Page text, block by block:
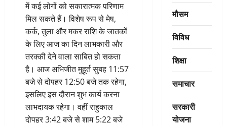
में कई लोगों को सकारात्मक परिणाम
मिल सकते हैं। विशेष रूप से मेष,
कर्क, तुला और मकर राशि के जातकों
के लिए आज का दिन लाभकारी और
तरक्की देने वाला साबित हो सकता
है। आज अभिजीत मुहूर्त सुबह 11:57
बजे से दोपहर 12:50 बजे तक रहेगा,
इसलिए इस दौरान शुभ कार्य करना
लाभदायक रहेगा। वहीं राहुकाल
दोपहर 3:42 बजे से शाम 5:22 बजे
मौसम
विविध
शिक्षा
समाचार
सरकारी
योजना